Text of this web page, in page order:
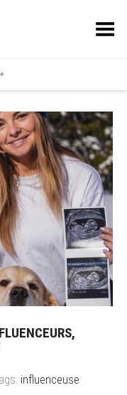
Toggle Menu
influenceuse